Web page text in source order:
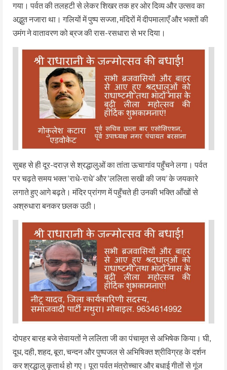
गया। पर्वत की तलहटी से लेकर शिखर तक हर ओर दिव्य और उत्सव का
अद्भुत नजारा था। गलियों में पुष्प सज्जा, मंदिरों में दीपमालाएँ और भक्तों की
उमंग ने वातावरण को ब्रज की रास-रसधारा से भर दिया।
सुबह से ही दूर-दराज़ से श्रद्धालुओं का तांता ऊचागांव पहुँचने लगा। पर्वत
पर चढ़ते समय भक्त ‘राधे-राधे’ और ‘ललिता सखी की जय’ के जयकारे
लगाते हुए आगे बढ़ते। मंदिर प्रांगण में पहुँचते ही उनकी भक्ति आँखों से
अश्रुधारा बनकर छलक उठी।
दोपहर बारह बजे सेवायतों ने ललिता जी का पंचामृत से अभिषेक किया। घी,
दूध, दही, शहद, बूरा, चन्दन और पुष्पजल से अभिषिक्त श्रीविग्रह के दर्शन
कर श्रद्धालु कृतार्थ हो गए। पूरा पर्वत मंत्रोच्चार और बधाई गीतों से गूंज